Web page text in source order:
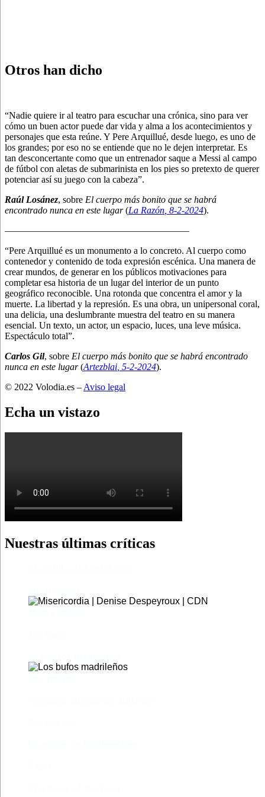
Otros han dicho
“Nadie quiere ir al teatro para escuchar una crónica, sino para ver
cómo un buen actor puede dar vida y alma a los acontecimientos y
personajes que esta reúne. Y Pere Arquillué, desde luego, es uno de
los grandes; por eso no se entiende que no le dejen interpretar. Es
tan desconcertante como que un entrenador saque a Messi al campo
de fútbol con aletas de submarinista en los pies so pretexto de querer
potenciar así su juego con la cabeza”.
Raúl Losánez, sobre El cuerpo más bonito que se habrá
encontrado nunca en este lugar(La Razón , 8-2-2024).
———————————————————–
“Pere Arquillué es un monumento a lo concreto. Al cuerpo como
contenedor y contenido de toda expresión escénica. Una manera de
crear mundos, de generar en los públicos motivaciones para
completar esa historia de un lugar del interior de un punto
geográfico reconocible. Una rotonda que concentra el amor y la
muerte. La libertad y la represión. Es una obra, un unipersonal coral,
una delicia, una deslumbrante muestra del teatro en su manera
esencial. Un texto, un actor, un espacio, luces, una leve música.
Espectáculo total”.
Carlos Gil, sobre El cuerpo más bonito que se habrá encontrado
nunca en este lugar(Artezblai , 5-2-2024).
© 2022 Volodia.es – Aviso legal
Echa un vistazo
Nuestras últimas críticas